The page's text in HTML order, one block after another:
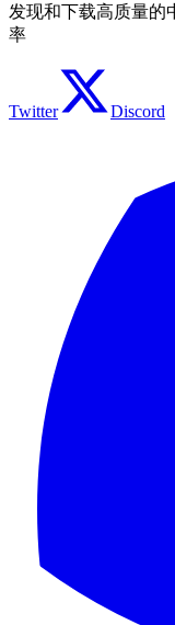
发现和下载高质量的
率
Twitter Discord